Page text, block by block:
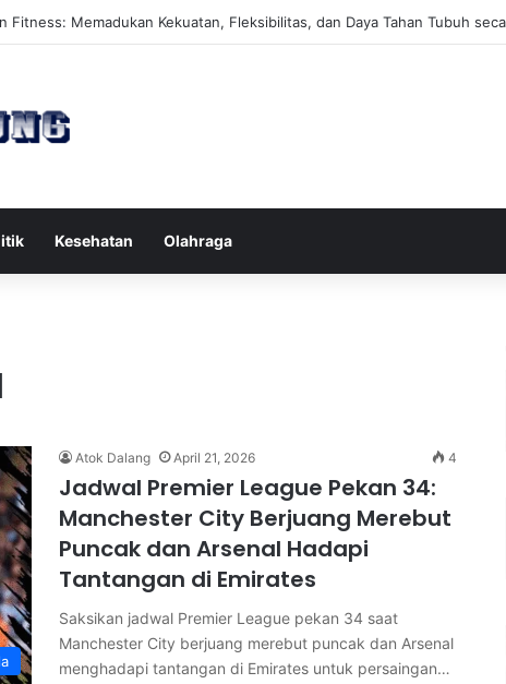
Reformer untuk Meningkatkan Kekuatan Otot Inti Secara Efektif
Kesehatan Olahraga
Atok Dalang April 21, 2026 4
Jadwal Premier League Pekan 34:
Manchester City Berjuang Merebut
Puncak dan Arsenal Hadapi
Tantangan di Emirates
Saksikan jadwal Premier League pekan 34 saat
Manchester City berjuang merebut puncak dan Arsenal
menghadapi tantangan di Emirates untuk persaingan…